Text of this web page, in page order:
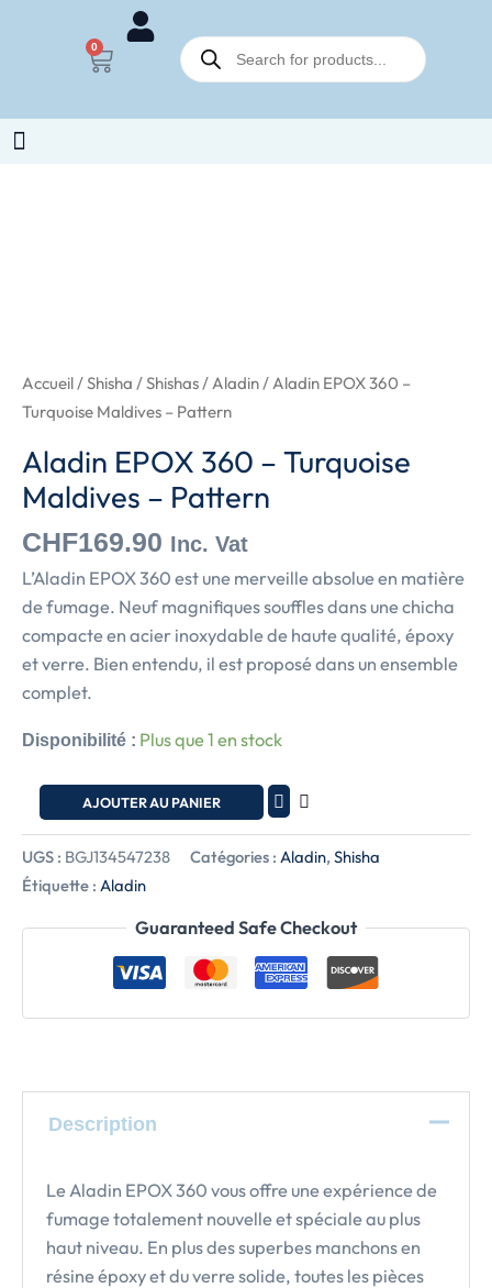
0
Panier
Recherche
de
produits
Accueil/Shisha /Shishas/Aladin/ Aladin EPOX 360 –
Turquoise Maldives – Pattern
Aladin EPOX 360 – Turquoise
Maldives – Pattern
CHF169.90 Inc. Vat
L’Aladin EPOX 360 est une merveille absolue en matière
de fumage. Neuf magnifiques souffles dans une chicha
compacte en acier inoxydable de haute qualité, époxy
et verre. Bien entendu, il est proposé dans un ensemble
complet.
Disponibilité : Plus que 1 en stock
Turquoise
Maldives
Pattern
AJOUTER AU PANIER
UGS : BGJ134547238 Catégories : Aladin, Shisha
Étiquette : Aladin
Guaranteed Safe Checkout
Description
Le Aladin EPOX 360 vous offre une expérience de
fumage totalement nouvelle et spéciale au plus
haut niveau. En plus des superbes manchons en
résine époxy et du verre solide, toutes les pièces
EPOX
360
Turquoise